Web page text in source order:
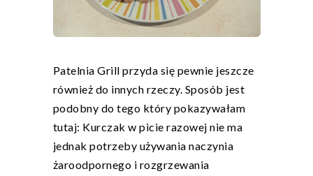
Patelnia Grill przyda się pewnie jeszcze
również do innych rzeczy. Sposób jest
podobny do tego który pokazywałam
tutaj: Kurczak w picie razowej nie ma
jednak potrzeby używania naczynia
żaroodpornego i rozgrzewania